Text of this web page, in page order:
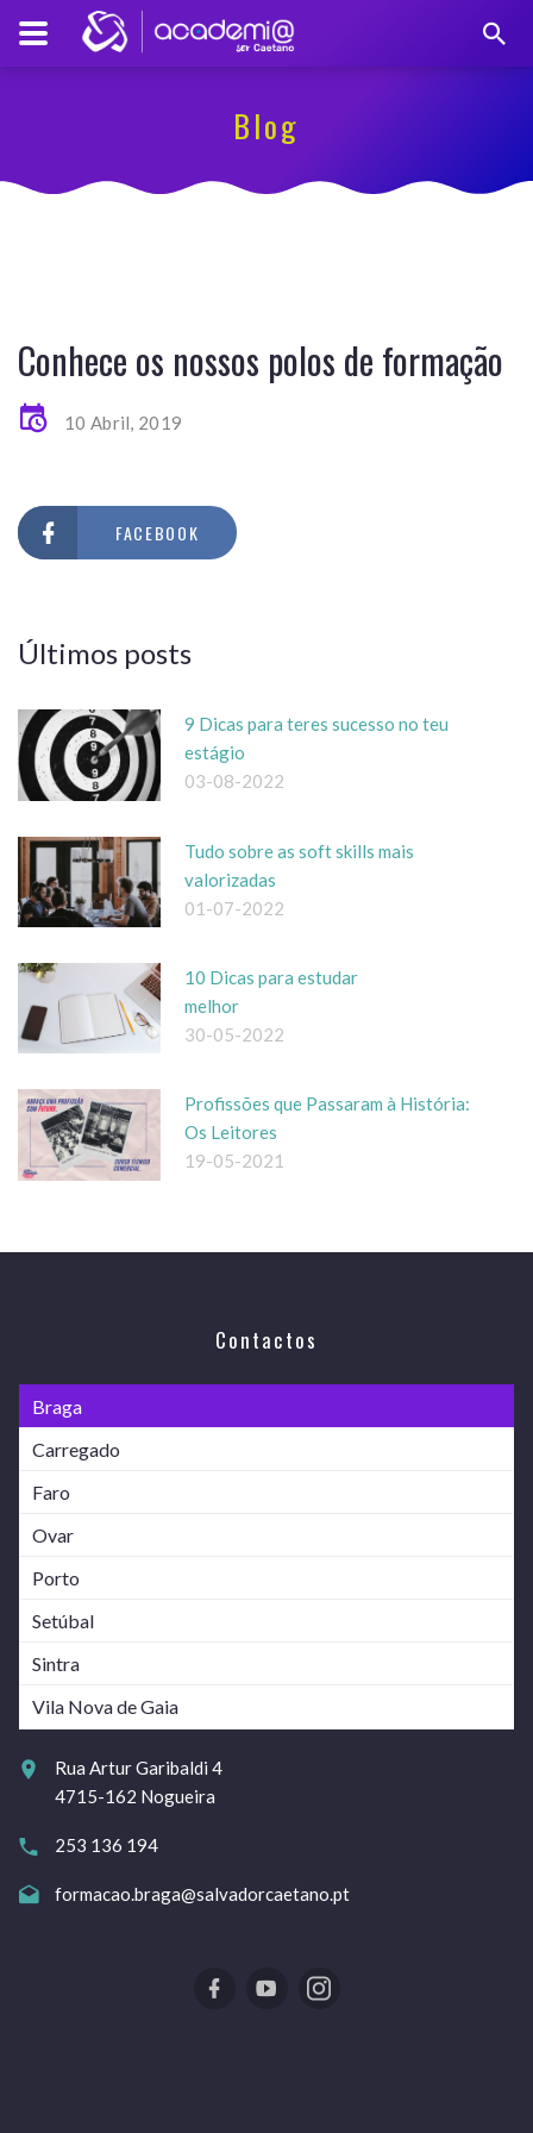
Blog
Conhece os nossos polos de formação
10 Abril, 2019
FACEBOOK
Últimos posts
9 Dicas para teres sucesso no teu
estágio
03-08-2022
Tudo sobre as soft skills mais
valorizadas
01-07-2022
10 Dicas para estudar
melhor
30-05-2022
Profissões que Passaram à História:
Os Leitores
19-05-2021
Contactos
Braga
Carregado
Faro
Ovar
Porto
Setúbal
Sintra
Vila Nova de Gaia
Rua Artur Garibaldi 4
4715-162 Nogueira
253 136 194
formacao.braga@salvadorcaetano.pt